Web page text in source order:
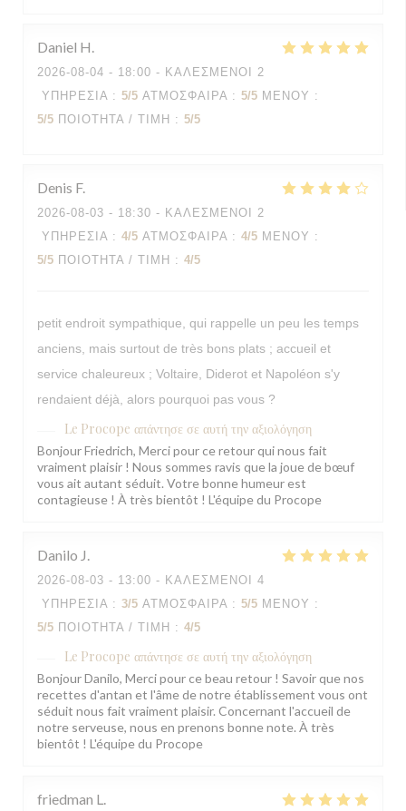
Daniel H
2026-08-04 - 18:00 - ΚΑΛΕΣΜΈΝΟΙ 2
ΥΠΗΡΕΣΊΑ : 5/5 ΑΤΜΌΣΦΑΙΡΑ : 5/5 ΜΕΝΟΎ :
5/5 ΠΟΙΌΤΗΤΑ / ΤΙΜΉ : 5/5
Denis F
2026-08-03 - 18:30 - ΚΑΛΕΣΜΈΝΟΙ 2
ΥΠΗΡΕΣΊΑ : 4/5 ΑΤΜΌΣΦΑΙΡΑ : 4/5 ΜΕΝΟΎ :
5/5 ΠΟΙΌΤΗΤΑ / ΤΙΜΉ : 4/5
petit endroit sympathique, qui rappelle un peu les temps
anciens, mais surtout de très bons plats ; accueil et
service chaleureux ; Voltaire, Diderot et Napoléon s'y
rendaient déjà, alors pourquoi pas vous ?
Le Procope απάντησε σε αυτή την αξιολόγηση
Bonjour Friedrich, Merci pour ce retour qui nous fait
vraiment plaisir ! Nous sommes ravis que la joue de bœuf
vous ait autant séduit. Votre bonne humeur est
contagieuse ! À très bientôt ! L'équipe du Procope
Danilo J
2026-08-03 - 13:00 - ΚΑΛΕΣΜΈΝΟΙ 4
ΥΠΗΡΕΣΊΑ : 3/5 ΑΤΜΌΣΦΑΙΡΑ : 5/5 ΜΕΝΟΎ :
5/5 ΠΟΙΌΤΗΤΑ / ΤΙΜΉ : 4/5
Le Procope απάντησε σε αυτή την αξιολόγηση
Bonjour Danilo, Merci pour ce beau retour ! Savoir que nos
recettes d'antan et l'âme de notre établissement vous ont
séduit nous fait vraiment plaisir. Concernant l'accueil de
notre serveuse, nous en prenons bonne note. À très
bientôt ! L'équipe du Procope
friedman L